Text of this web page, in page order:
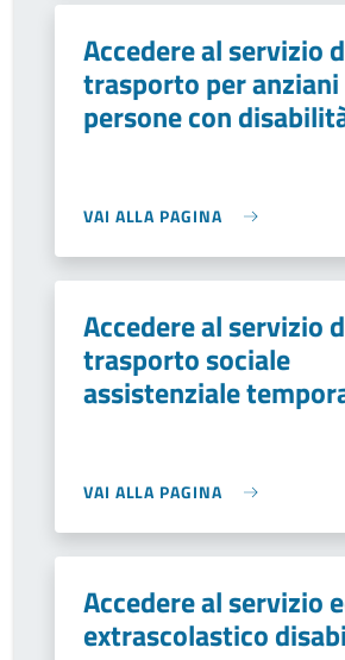
Accedere al servizio
trasporto per anziani
persone con
VAI ALLA PAGINA
Accedere al servizio
trasporto sociale
assistenziale
VAI ALLA PAGINA
Accedere al servizio
extrascolastico